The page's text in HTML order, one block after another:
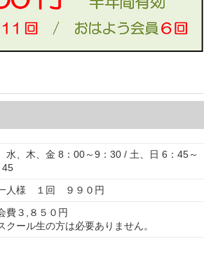
水、木、金 8：00～9：30 / 土、日 6：45～
45
人様 １回 ９９０円
費３,８５０円
クール生の方は必要ありません。